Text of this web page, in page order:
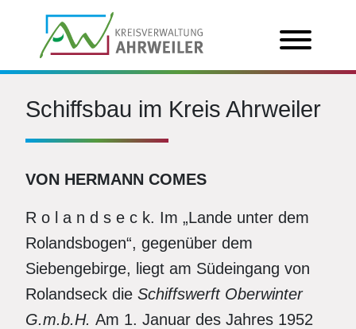
Schiffsbau im Kreis Ahrweiler
VON HERMANN COMES
R o l a n d s e c k. Im „Lande unter dem
Rolandsbogen“, gegenüber dem
Siebengebirge, liegt am Südeingang von
Rolandseck die Schiffswerft Oberwinter
G.m.b.H. Am 1. Januar des Jahres 1952